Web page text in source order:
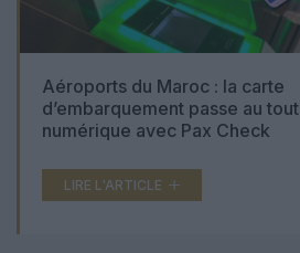
Aéroports du Maroc : la carte
d’embarquement passe au tout
numérique avec Pax Check
LIRE L'ARTICLE